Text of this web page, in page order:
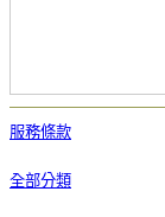
服務條款
全部分類